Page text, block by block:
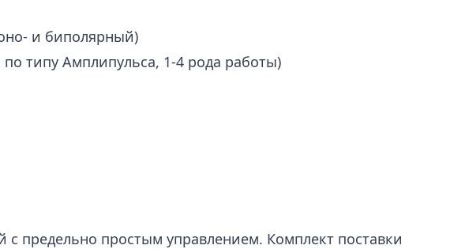
и биполярный)
типу Амплипульса, 1-4 рода работы)
предельно простым управлением. Комплект поставки